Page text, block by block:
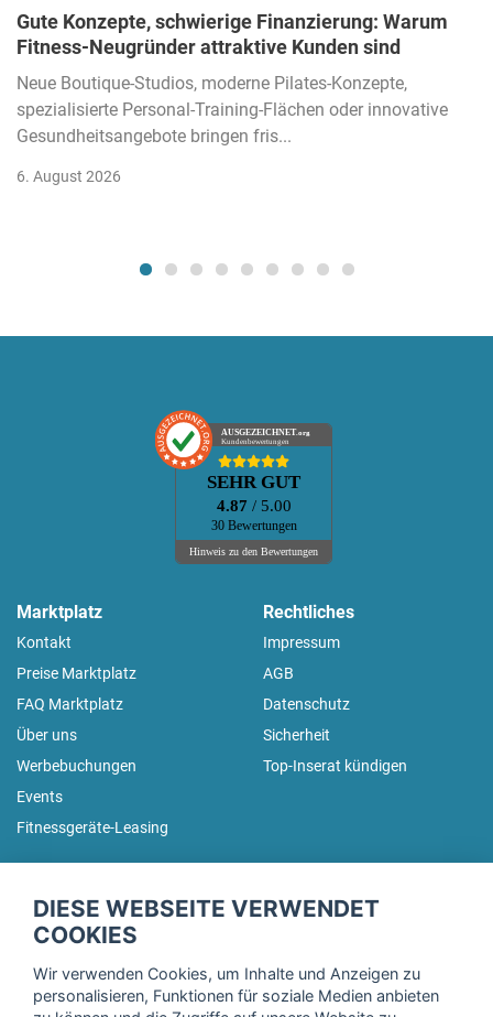
Gute Konzepte, schwierige Finanzierung: Warum
Fitness-Neugründer attraktive Kunden sind
Neue Boutique-Studios, moderne Pilates-Konzepte,
spezialisierte Personal-Training-Flächen oder innovative
Gesundheitsangebote bringen fris...
6. August 2026
AUSGEZEICHNET.org
Kundenbewertungen
SEHR GUT
4.87 / 5.00
30 Bewertungen
Hinweis zu den Bewertungen
Marktplatz
Kontakt
Preise Marktplatz
FAQ Marktplatz
Über uns
Werbebuchungen
Events
Fitnessgeräte-Leasing
Rechtliches
Impressum
AGB
Datenschutz
Sicherheit
Top-Inserat kündigen
Trage dich hier für unseren Newsletter ein und erhalte regelmäßig
DIESE WEBSEITE VERWENDET
COOKIES
Wir verwenden Cookies, um Inhalte und Anzeigen zu
personalisieren, Funktionen für soziale Medien anbieten